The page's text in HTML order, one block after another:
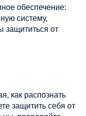
обеспечение:
систему,
защититься от
как распознать
защитить себя от